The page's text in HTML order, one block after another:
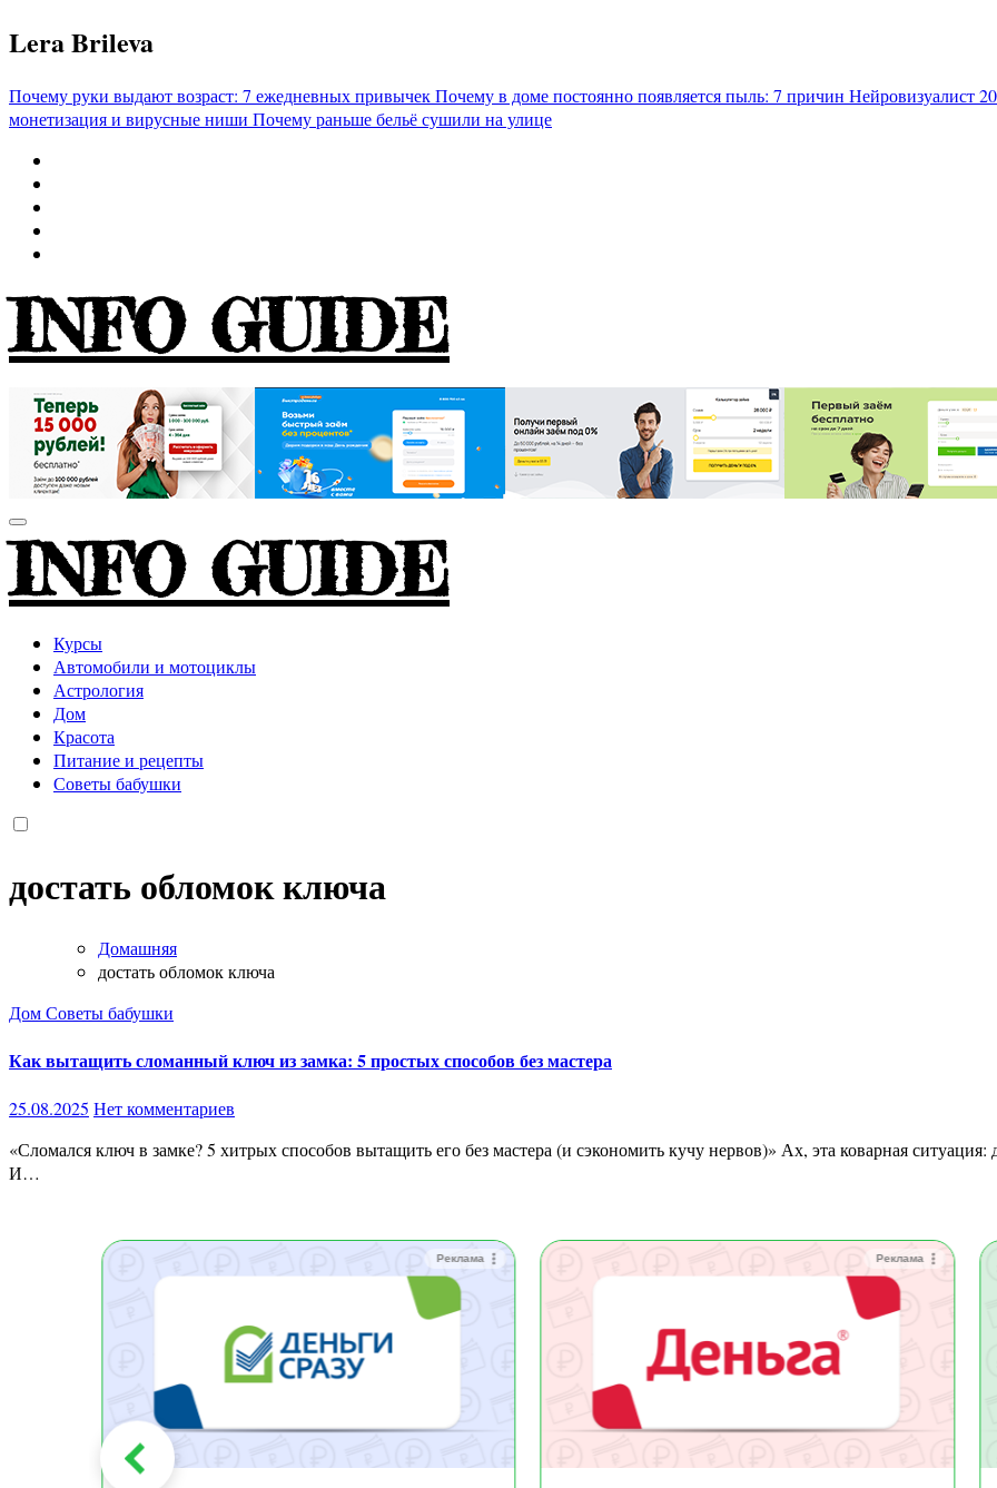
Перейти
к
Lera Brileva
Почему руки выдают возраст: 7 ежедневных привычекПочему в доме постоянно появляется пыль: 7 причин Нейровизуалист
монетизация и вирусные ниши Почему раньше бельё сушили на улице
INFO GUIDE
INFO GUIDE
Курсы
Автомобили и мотоциклы
Астрология
Дом
Красота
Питание и рецепты
Советы бабушки
достать обломок ключа
Домашняя
достать обломок ключа
ДомСоветы бабушки
Как вытащить сломанный ключ из замка: 5 простых способов без мастера
25.08.2025 Нет комментариев
«Сломался ключ в замке? 5 хитрых способов вытащить его без мастера (и сэкономить кучу нервов)» Ах, эта коварная ситуация: дверь закрыта, ключ наполовину в замке, а вы уже опаздываете.
И…
Реклама Реклама